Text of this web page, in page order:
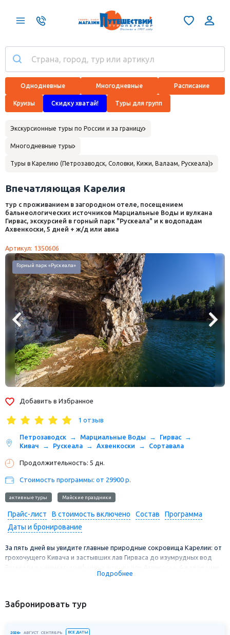
Однодневные Многодневные Расписание
Круизы Скидку хватай! Туры для групп
Экскурсионные туры по России и за границу
Многодневные туры
Туры в Карелию (Петрозаводск, Соловки, Кижи, Валаам, Рускеала)
Впечатляющая Карелия
тур с проживанием в загородном отеле, посещением
бальнеологических источников Марциальные Воды и вулкана
Гирвас, экскурсией в горный парк "Рускеала" и к водопадам
Ахвенкоски, 5 дней + ж/д или авиа
Артикул: 1350606
Горный парк «Рускеала»
Добавить в Избранное
1 отзыв
Петрозаводск Марциальные Воды
Гирвас
Кивач
Рускеала Ахвенкоски Сортавала
Продолжительность: 5 дн.
Стоимость программы: от 29900 р.
активные туры Майские праздники
Прайс-лист В стоимость включено Состав
Программа
Даты и бронирование
За пять дней вы увидите главные природные сокровища Карелии: от
грохочущего Кивача и застывших лав Гирваса до изумрудных вод
путешествия – двухдневная пауза в загородном отеле на берегу
прогулку с хаски. Тур, где насыщенные дни сменяются тишиной, а вы
Подробнее
Забронировать тур
2026> АВГУСТ СЕНТЯБРЬ ВСЕ ДАТЫ